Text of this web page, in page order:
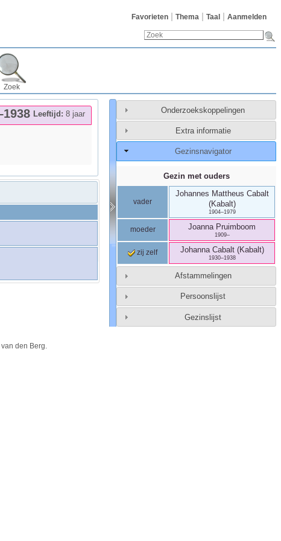
Favorieten Thema Taal Aanmelden
Zoek
Leeftijd: 8 jaar
1938 Onderzoekskoppelingen
Extra informatie
Gezinsnavigator
Gezin met ouders
vader
Johannes Mattheus Cabalt
(Kabalt)
1904–1979
moeder Joanna Pruimboom
1909–
zij zelf Johanna Cabalt (Kabalt)
1930–1938
Afstammelingen
Persoonslijst
Gezinslijst
van den Berg.